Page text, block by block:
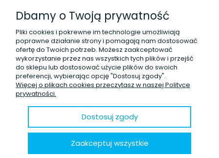
Reklamacje i zwroty
- Zwroty
- Odstąpienie od umowy
- Reklamacje
O firmie
- Kontakt
- Opinie Trustmate
- Blog
Dbamy o Twoją prywatność
Pliki cookies i pokrewne im technologie umożliwiają
poprawne działanie strony i pomagają nam dostosować
ofertę do Twoich potrzeb. Możesz zaakceptować
wykorzystanie przez nas wszystkich tych plików i przejść
do sklepu lub dostosować użycie plików do swoich
preferencji, wybierając opcję "Dostosuj zgody".
Więcej o plikach cookies przeczytasz w naszej Polityce
prywatności.
Dostosuj zgody
Zaakceptuj wszystkie